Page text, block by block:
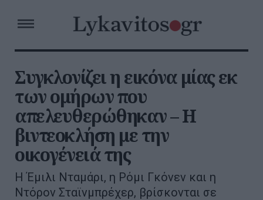
Συγκλονίζει η εικόνα μίας εκ
των ομήρων που
απελευθερώθηκαν – Η
βιντεοκλήση με την
οικογένειά της
Η Έμιλι Νταμάρι, η Ρόμι Γκόνεν και η
Ντόρον Σταϊνμπρέχερ, βρίσκονται σε